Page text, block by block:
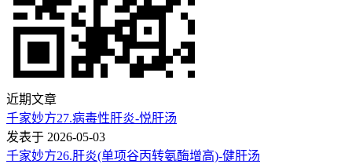
近期文章
千家妙方27.病毒性肝炎-悦肝汤
发表于 2026-05-03
千家妙方26.肝炎(单项谷丙转氨酶增高)-健肝汤